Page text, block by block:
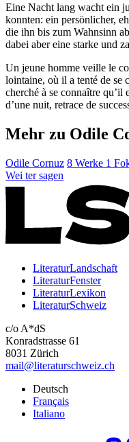
Eine Nacht lang wacht ein
konnten: ein persönlicher,
die ihn bis zum Wahnsinn
dabei aber eine starke und
Un jeune homme veille le
lointaine, où il a tenté de se
cherché à se connaître
d’une nuit, retrace de
Mehr zu Odile
Odile Cornuz 8 Werke 1
Wei ter sagen
LiteraturLandschaft
LiteraturFenster
LiteraturLexikon
LiteraturSchweiz
c/o A*dS
Konradstrasse 61
8031 Zürich
mail@literaturschweiz.ch
Deutsch
Français
Italiano